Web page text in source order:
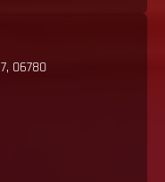
06780